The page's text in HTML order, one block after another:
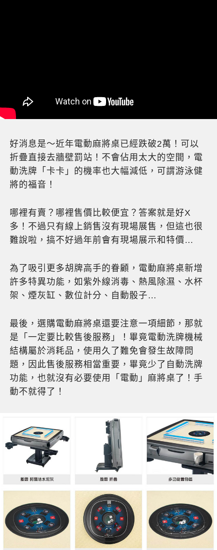
好消息是～近年電動麻將桌已經跌破2萬！可以
折疊直接去牆壁罰站！不會佔用太大的空間，電
動洗牌「卡卡」的機率也大幅減低，可謂游泳健
將的福音！
哪裡有賣？哪裡售價比較便宜？答案就是好X
多！不過只有線上銷售沒有現場展售，但這也很
難說啦，搞不好過年前會有現場展示和特價…
為了吸引更多胡牌高手的眷顧，電動麻將桌新增
許多特異功能，如紫外線消毒、熱風除濕、水杯
架、煙灰缸、數位計分、自動骰子…
最後，選購電動麻將桌還要注意一項細節，那就
是「一定要比較售後服務」！畢竟電動洗牌機械
結構屬於消耗品，使用久了難免會發生故障問
題，因此售後服務相當重要，畢竟少了自動洗牌
功能，也就沒有必要使用「電動」麻將桌了！手
動不就得了！